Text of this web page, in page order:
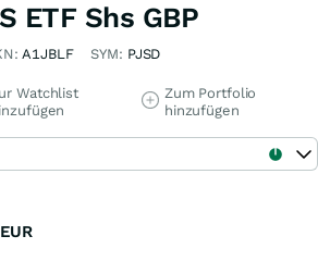
ETF Shs GBP
A1JBLF SYM: PJSD
Watchlist
Zum Portfolio
hinzufügen
EUR